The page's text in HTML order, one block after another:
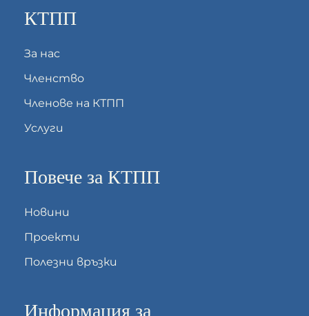
КТПП
За нас
Членство
Членове на КТПП
Услуги
Повече за КТПП
Новини
Проекти
Полезни връзки